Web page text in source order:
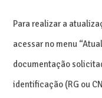
Para realizar a
acessar no menu
documentação
identificação (RG ou